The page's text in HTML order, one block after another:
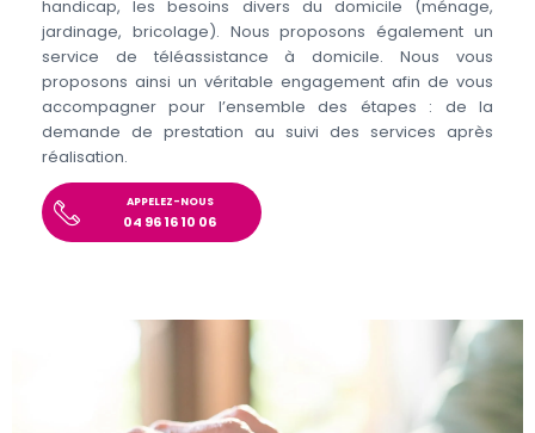
handicap, les besoins divers du domicile (ménage,
jardinage, bricolage). Nous proposons également un
service de téléassistance à domicile. Nous vous
proposons ainsi un véritable engagement afin de vous
accompagner pour l’ensemble des étapes : de la
demande de prestation au suivi des services après
réalisation.
APPELEZ-NOUS
04 96 16 10 06